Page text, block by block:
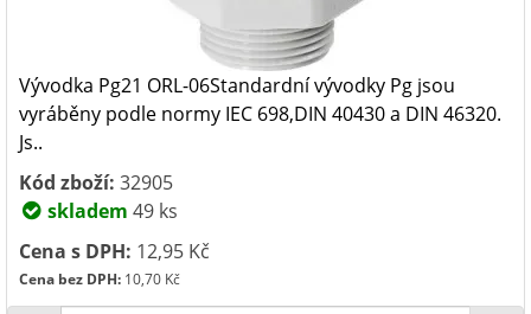
Vývodka Pg21 ORL-06Standardní vývodky Pg jsou
vyráběny podle normy IEC 698,DIN 40430 a DIN 46320.
Js..
Kód zboží: 32905
skladem 49 ks
Cena s DPH: 12,95 Kč
Cena bez DPH: 10,70 Kč